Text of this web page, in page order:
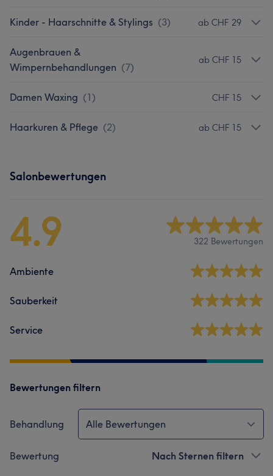
Kinder - Haarschnitte & Stylings (3) ab CHF 29
Augenbrauen &
Wimpernbehandlungen (7)
ab CHF 15
Damen Waxing (1) CHF 15
Haarkuren & Pflege (2) ab CHF 15
Salonbewertungen
4.9 322 Bewertungen
Ambiente
Sauberkeit
Service
Bewertungen filtern
Behandlung Alle Bewertungen
Bewertung Nach Sternen filtern